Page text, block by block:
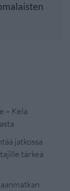
– Kela
jatkossa
tärkeä